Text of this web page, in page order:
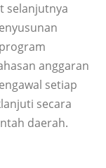
selanjutnya
anggaran
setiap
secara
daerah.